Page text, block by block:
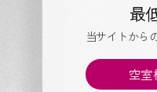
最
当サイトから
空室